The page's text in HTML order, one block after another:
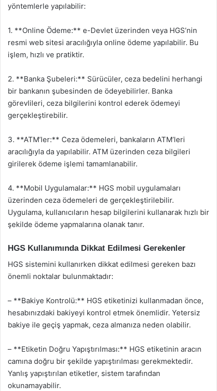
yöntemlerle yapılabilir:
1. **Online Ödeme:** e-Devlet üzerinden veya HGS’nin
resmi web sitesi aracılığıyla online ödeme yapılabilir. Bu
işlem, hızlı ve pratiktir.
2. **Banka Şubeleri:** Sürücüler, ceza bedelini herhangi
bir bankanın şubesinden de ödeyebilirler. Banka
görevlileri, ceza bilgilerini kontrol ederek ödemeyi
gerçekleştirebilir.
3. **ATM’ler:** Ceza ödemeleri, bankaların ATM’leri
aracılığıyla da yapılabilir. ATM üzerinden ceza bilgileri
girilerek ödeme işlemi tamamlanabilir.
4. **Mobil Uygulamalar:** HGS mobil uygulamaları
üzerinden ceza ödemeleri de gerçekleştirilebilir.
Uygulama, kullanıcıların hesap bilgilerini kullanarak hızlı bir
şekilde ödeme yapmalarına olanak tanır.
HGS Kullanımında Dikkat Edilmesi Gerekenler
HGS sistemini kullanırken dikkat edilmesi gereken bazı
önemli noktalar bulunmaktadır:
– **Bakiye Kontrolü:** HGS etiketinizi kullanmadan önce,
hesabınızdaki bakiyeyi kontrol etmek önemlidir. Yetersiz
bakiye ile geçiş yapmak, ceza almanıza neden olabilir.
– **Etiketin Doğru Yapıştırılması:** HGS etiketinin aracın
camına doğru bir şekilde yapıştırılması gerekmektedir.
Yanlış yapıştırılan etiketler, sistem tarafından
okunamayabilir.